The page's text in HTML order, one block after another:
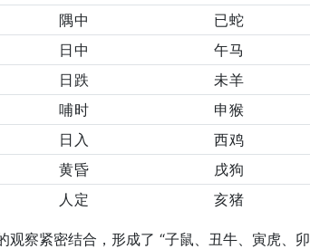
隅中 已蛇
日中 午马
日跌 未羊
哺时 申猴
日入 西鸡
黄昏 戌狗
人定 亥猪
察紧密结合，形成了 “子鼠、丑牛、寅虎、